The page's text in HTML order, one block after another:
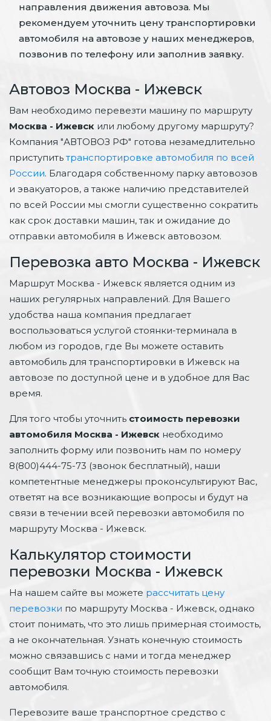
направления движения автовоза. Мы
рекомендуем уточнить цену транспортировки
автомобиля на автовозе у наших менеджеров,
позвонив по телефону или заполнив заявку.
Автовоз Москва - Ижевск
Вам необходимо перевезти машину по маршруту
Москва - Ижевск или любому другому маршруту?
Компания "АВТОВОЗ РФ" готова незамедлительно
приступитьтранспортировке автомобиля по всей
России. Благодаря собственному парку автовозов
и эвакуаторов, а также наличию представителей
по всей России мы смогли существенно сократить
как срок доставки машин, так и ожидание до
отправки автомобиля в Ижевск автовозом.
Перевозка авто Москва - Ижевск
Маршрут Москва - Ижевск является одним из
наших регулярных направлений. Для Вашего
удобства наша компания предлагает
воспользоваться услугой стоянки-терминала в
любом из городов, где Вы можете оставить
автомобиль для транспортировки в Ижевск на
автовозе по доступной цене и в удобное для Вас
время.
Для того чтобы уточнить стоимость перевозки
автомобиля Москва - Ижевск необходимо
заполнить форму или позвонить нам по номеру
8(800)444-75-73 (звонок бесплатный), наши
компетентные менеджеры проконсультируют Вас,
ответят на все возникающие вопросы и будут на
связи в течении всей перевозки автомобиля по
маршруту Москва - Ижевск.
Калькулятор стоимости
перевозки Москва - Ижевск
На нашем сайте вы можете рассчитать цену
перевозки по маршруту Москва - Ижевск, однако
стоит понимать, что это лишь примерная стоимость,
а не окончательная. Узнать конечную стоимость
можно связавшись с нами и тогда менеджер
сообщит Вам точную стоимость перевозки
автомобиля.
Перевозите ваше транспортное средство с